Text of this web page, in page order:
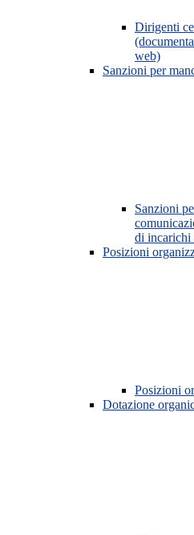
Dirigenti
web)
Sanzioni per
Sanzioni
di incarichi
Posizioni
Posizioni
Dotazione